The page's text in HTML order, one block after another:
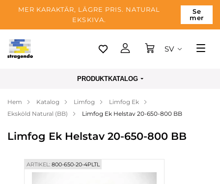
MER KARAKTÄR, LÄGRE PRIS. NATURAL
EKSKIVA.
Se
mer
Tallinn
Betalning
Blogg
Kontakter
SV
PRODUKTKATALOG
Hem Katalog Limfog
Limfog Ek
Eksköld Natural (BB)
Limfog Ek Helstav 20-650-800 BB
Limfog Ek Helstav 20-650-800 BB
ARTIKEL:800-650-20-4PLTL